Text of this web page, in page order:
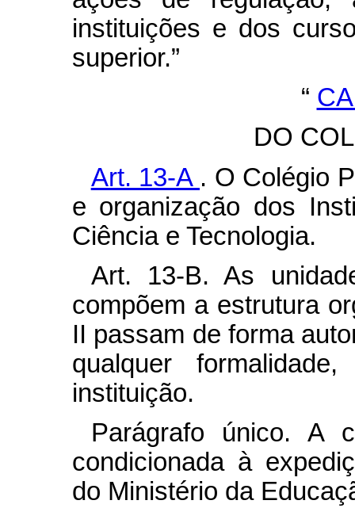
instituições e dos
superior.”
“
DO
Art. 13-A . O Colégio
e organização dos
Ciência e Tecnologia.
Art. 13-B. As
compõem a estrutura
II passam de forma
qualquer
instituição.
Parágrafo único. A
condicionada à
do Ministério da